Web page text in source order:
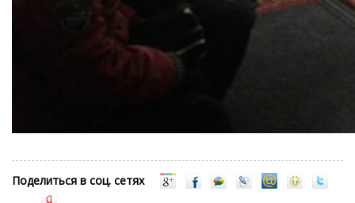
Поделиться в соц. сетях